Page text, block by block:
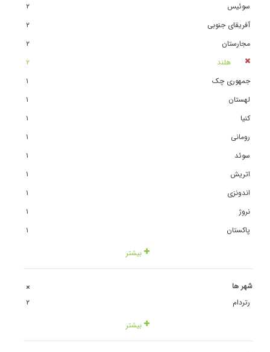
سوئیس
٢
آفریقای جنوبی
٢
مجارستان
٢
هلند
٢
جمهوری چک
١
لهستان
١
کنیا
١
رومانی
١
سوئد
١
اتریش
١
اندونزی
١
نروژ
١
پاکستان
١
بیشتر
شهر ها +
رتردام
٢
بیشتر